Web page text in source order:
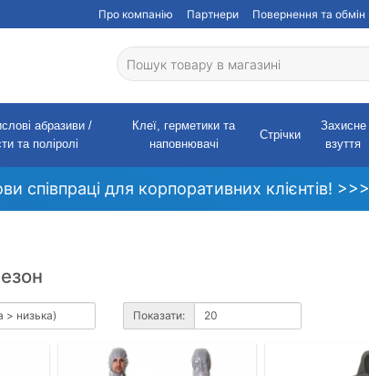
Про компанію Партнери Повернення та обмін
абразиви /
та поліролі
Клеї, герметики та
наповнювачі
Стрічки
Захисне
взуття
співпраці для корпоративних клієнтів! >>>
Показати: